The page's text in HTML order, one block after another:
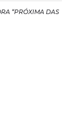
“PRÓXIMA DAS